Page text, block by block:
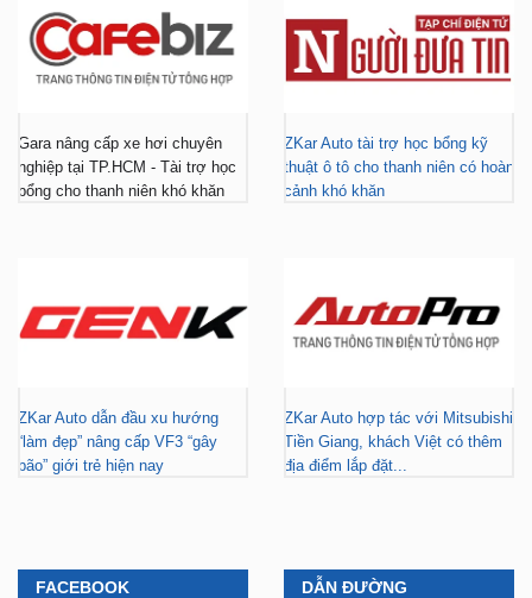
Gara nâng cấp xe hơi chuyên
nghiệp tại TP.HCM - Tài trợ học
bổng cho thanh niên khó khăn
ZKar Auto tài trợ học bổng kỹ
thuật ô tô cho thanh niên có hoàn
cảnh khó khăn
ZKar Auto dẫn đầu xu hướng
“làm đẹp” nâng cấp VF3 “gây
bão” giới trẻ hiện nay
ZKar Auto hợp tác với Mitsubishi
Tiền Giang, khách Việt có thêm
địa điểm lắp đặt...
FACEBOOK DẪN ĐƯỜNG